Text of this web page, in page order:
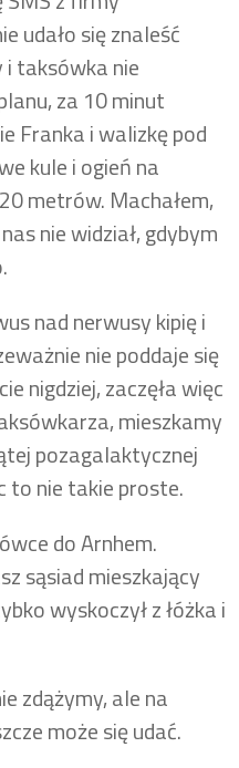
udało się znaleść
taksówka nie
za 10 minut
Franka i walizkę pod
kule i ogień na
metrów. Machałem,
nie widział, gdybym
nad nerwusy kipię i
nie poddaje się
nigdziej, zaczęła więc
mieszkamy
pozagalaktycznej
to nie takie proste.
do Arnhem.
sąsiad mieszkający
wyskoczył z łóżka i
zdążymy, ale na
może się udać.